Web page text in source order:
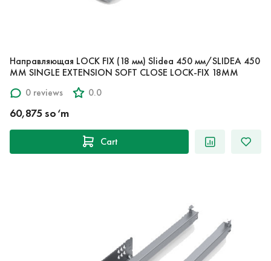
Направляющая LOCK FIX (18 мм) Slidea 450 мм/SLIDEA 450
MM SINGLE EXTENSION SOFT CLOSE LOCK-FIX 18MM
0 reviews
0.0
60,875 so‘m
Cart